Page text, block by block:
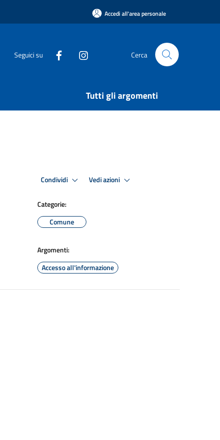
Accedi all'area personale
Seguici su Cerca
Tutti gli argomenti
Condividi Vedi azioni
Categorie:
Comune
Argomenti:
Accesso all'informazione